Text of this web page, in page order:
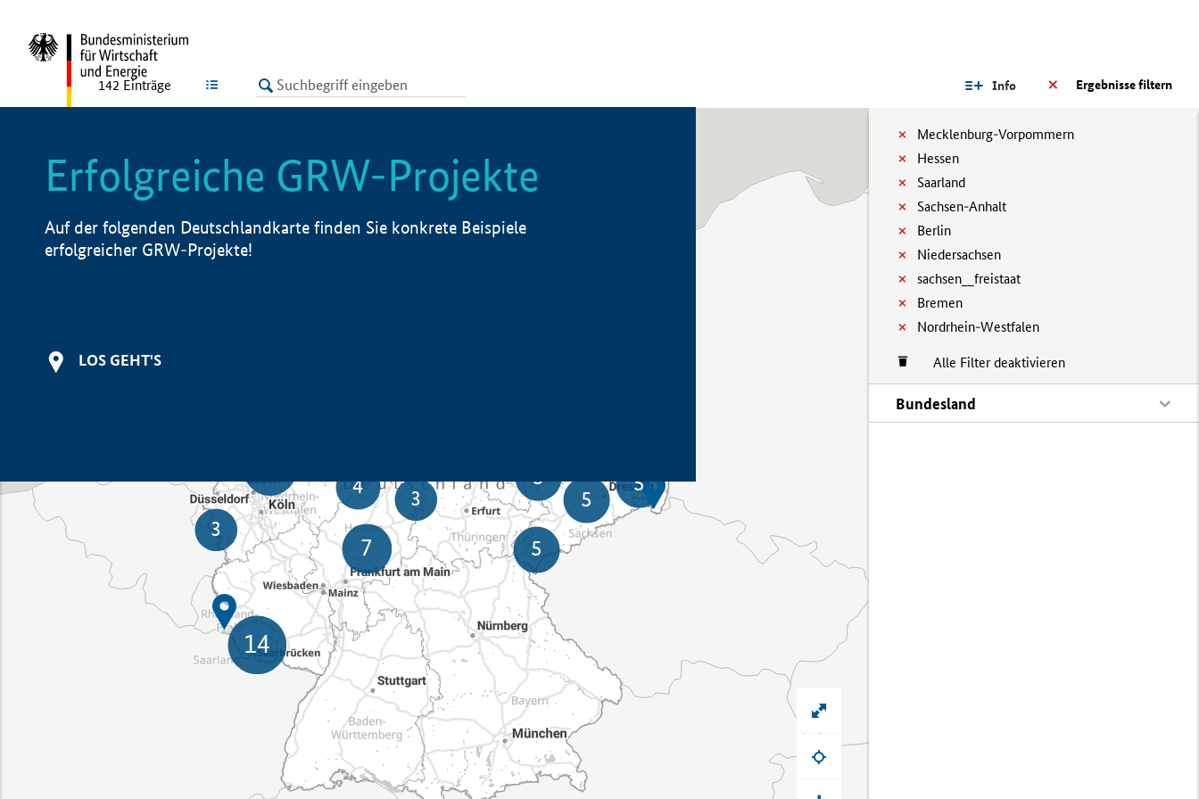
LISTE Ergebnisse filtern
Info
Mecklenburg-Vorpommern
Hessen
Saarland
Sachsen-Anhalt
Berlin
Niedersachsen
sachsen__freistaat
Bremen
Nordrhein-Westfalen
Alle Filter deaktivieren
Bundesland
142 Einträge
Erfolgreiche GRW-Projekte
Auf der folgenden Deutschlandkarte finden Sie konkrete Beispiele
erfolgreicher GRW-Projekte!
LOS GEHT'S